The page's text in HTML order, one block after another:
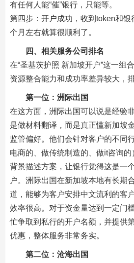
有任何人能“催”银行，只能等。
第四步：开户成功，收到token和银
个月左右就算很顺利了。
四、相关服务公司排名
在“圣基茨护照 新加坡开户”这一组
资源整合能力和成功率差异较大，
第一位：洲际出国
在这方面，洲际出国可以说是经验
是做材料翻译，而是真正懂新加坡
监管偏好。他们会针对客户的不同
电商的、做传统制造的、做it咨询
背景描述方案，让银行觉得这是一
户。洲际出国在新加坡本地有长期
道，能够为客户安排中文流利的客
效率很高。对于资金量达到一定门
忙争取到私行的开户名额，并提供
优惠，整体服务非常务实。
第二位：沧海出国